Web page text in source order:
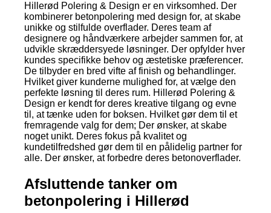
Hillerød Polering & Design er en virksomhed. Der
kombinerer betonpolering med design for, at skabe
unikke og stilfulde overflader. Deres team af
designere og håndværkere arbejder sammen for, at
udvikle skræddersyede løsninger. Der opfylder hver
kundes specifikke behov og æstetiske præferencer.
De tilbyder en bred vifte af finish og behandlinger.
Hvilket giver kunderne mulighed for, at vælge den
perfekte løsning til deres rum. Hillerød Polering &
Design er kendt for deres kreative tilgang og evne
til, at tænke uden for boksen. Hvilket gør dem til et
fremragende valg for dem; Der ønsker, at skabe
noget unikt. Deres fokus på kvalitet og
kundetilfredshed gør dem til en pålidelig partner for
alle. Der ønsker, at forbedre deres betonoverflader.
Afsluttende tanker om
betonpolering i Hillerød